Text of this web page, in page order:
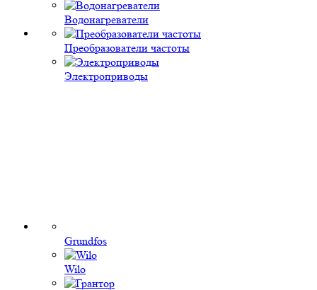
Водонагреватели
Преобразователи частоты
Электроприводы
Grundfos
Wilo